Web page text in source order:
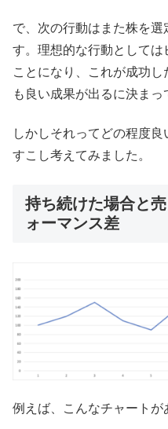
で、次の行動はまた株を選
す。理想的な行動としては
ことになり、これが成功
も良い成果が出るに決まっ
しかしそれってどの程度
すこし考えてみました。
持ち続けた場合と
ォーマンス差
例えば、こんなチャートが